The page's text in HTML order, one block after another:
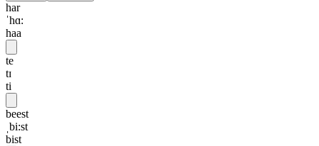
har
ˈhɑ:
haa
te
tɪ
ti
beest
ˌbi:st
bist